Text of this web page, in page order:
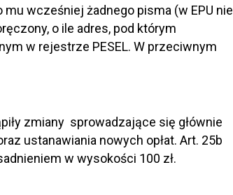
mu wcześniej żadnego pisma (w EPU nie
o ile adres, pod którym
w rejestrze PESEL. W przeciwnym
zmiany sprowadzające się głównie
ustanawiania nowych opłat. Art. 25b
w wysokości 100 zł.